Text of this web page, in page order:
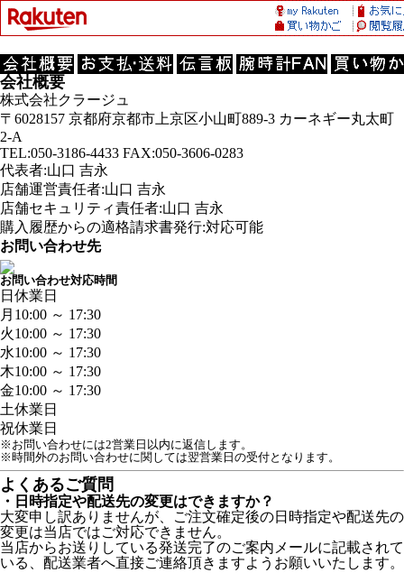
会社概要
株式会社クラージュ
〒6028157 京都府京都市上京区小山町889-3 カーネギー丸太町
2-A
TEL:050-3186-4433 FAX:050-3606-0283
代表者:山口 吉永
店舗運営責任者:山口 吉永
店舗セキュリティ責任者:山口 吉永
購入履歴からの適格請求書発行:対応可能
お問い合わせ先
お問い合わせ対応時間
日 休業日
月 10:00 ～ 17:30
火10:00 ～ 17:30
水10:00 ～ 17:30
木10:00 ～ 17:30
金10:00 ～ 17:30
土休業日
祝休業日
※お問い合わせには2営業日以内に返信します。
※時間外のお問い合わせに関しては翌営業日の受付となります。
よくあるご質問
・日時指定や配送先の変更はできますか？
大変申し訳ありませんが、ご注文確定後の日時指定や配送先の
変更は当店ではご対応できません。
当店からお送りしている発送完了のご案内メールに記載されて
いる、配送業者へ直接ご連絡頂きますようお願いいたします。